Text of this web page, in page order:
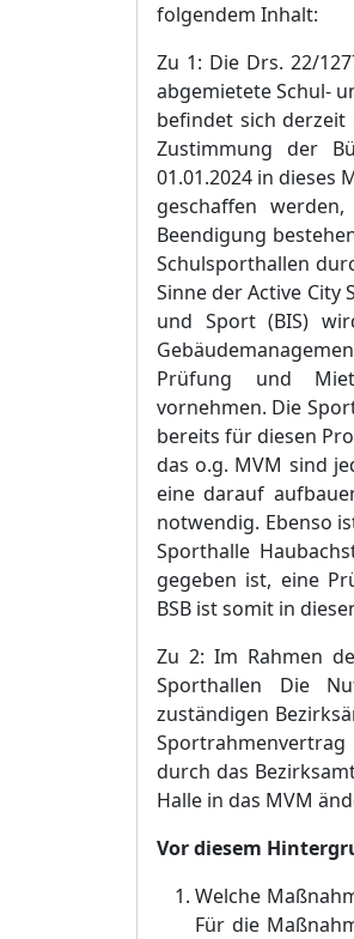
folgendem Inhalt:
Zu 1: Die Drs. 22/
abgemietete Schul-
befindet sich derzeit
Zustimmung der Bü
01.01.2024 in dieses
geschaffen werden,
Beendigung
Schulsporthallen
Sinne der Active City
und Sport (BIS)
Gebä
Prüfung und
vornehmen. Die
bereits für diesen
das o.g. MVM sind
eine darauf
notwendig. Ebenso
Sporthalle
gegeben ist, eine
BSB ist somit in
Zu 2: Im Rahmen
Sporthallen Die
zuständigen Bezirksä
Sportrahmenvertrag
durch das
Halle in das MVM ä
Vor diesem
Welche Maß
Für die Maß